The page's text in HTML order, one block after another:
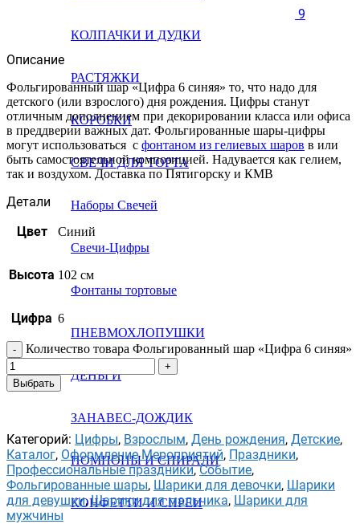
КОЛПАЧКИ И ДУДКИ
РАСТЯЖКИ
КОРОБКИ
СВЕЧИ ДЛЯ ТОРТА
Наборы Свечей
Свечи-Цифры
Фонтаны тортовые
ПНЕВМОХЛОПУШКИ
ДЕНЬГИ
ЗАНАВЕС-ДОЖДИК
ПОМПОНЫ И СПИРАЛИ
КОНФЕТТИ И СПРЕИ
9
Описание
Фольгированный шар «Цифра 6 синяя» то, что надо для
детского (или взрослого) дня рождения. Цифры станут
отличным дополнением при декорировании класса или офиса
в преддверии важных дат. Фольгированные шары-цифры
могут использоваться с фонтаном из гелиевых шаров в или
быть самостоятельной композицией. Надувается как гелием,
так и воздухом. Доставка по Пятигорску и КМВ
Детали
Цвет
Синий
Высота 102 см
Цифра 6
Количество товара Фольгированный шар «Цифра 6 синяя»
Выбрать
Категорий: Цифры, Взрослым, День рождения, Детские,
Каталог, Оформление Мероприятий, Праздники,
Профессиональные праздники, Событие,
Фольгированные шары, Шарики для девочки, Шарики
для девушки, Шарики для мальчика, Шарики для
мужчины